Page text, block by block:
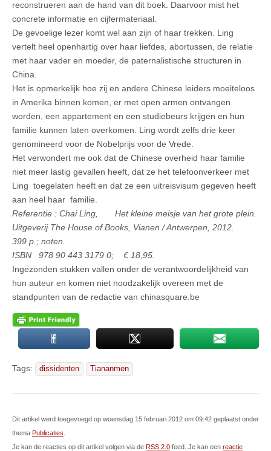
reconstrueren aan de hand van dit boek. Daarvoor mist het
concrete informatie en cijfermateriaal.
De gevoelige lezer komt wel aan zijn of haar trekken. Ling
vertelt heel openhartig over haar liefdes, abortussen, de relatie
met haar vader en moeder, de paternalistische structuren in
China.
Het is opmerkelijk hoe zij en andere Chinese leiders moeiteloos
in Amerika binnen komen, er met open armen ontvangen
worden, een appartement en een studiebeurs krijgen en hun
familie kunnen laten overkomen. Ling wordt zelfs drie keer
genomineerd voor de Nobelprijs voor de Vrede.
Het verwondert me ook dat de Chinese overheid haar familie
niet meer lastig gevallen heeft, dat ze het telefoonverkeer met
Ling toegelaten heeft en dat ze een uitreisvisum gegeven heeft
aan heel haar familie.
Referentie : Chai Ling, Het kleine meisje van het grote plein.
Uitgeverij The House of Books, Vianen / Antwerpen, 2012.
399 p.; noten.
ISBN 978 90 443 3179 0; € 18,95.
Ingezonden stukken vallen onder de verantwoordelijkheid van
hun auteur en komen niet noodzakelijk overeen met de
standpunten van de redactie van chinasquare.be
Tags: dissidenten Tiananmen
Dit artikel werd toegevoegd op woensdag 15 februari 2012 om 09:42 geplaatst onder
thema Publicaties
Je kan de reacties op dit artikel volgen via de RSS 2.0 feed. Je kan een reactie